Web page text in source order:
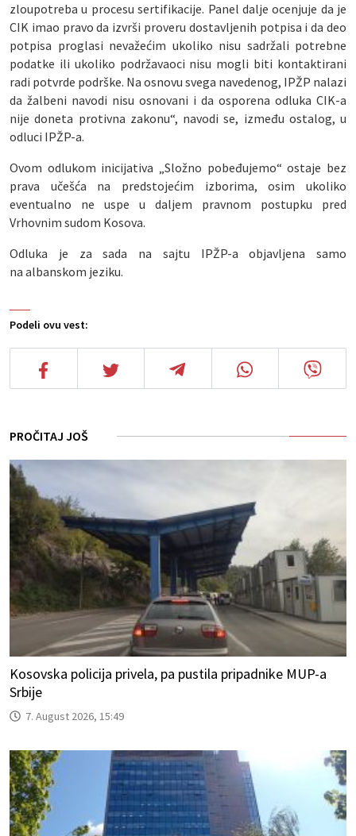
Podeli ovu vest:
zloupotreba u procesu sertifikacije. Panel dalje ocenjuje da je
CIK imao pravo da izvrši proveru dostavljenih potpisa i da deo
potpisa proglasi nevažećim ukoliko nisu sadržali potrebne
podatke ili ukoliko podržavaoci nisu mogli biti kontaktirani
radi potvrde podrške. Na osnovu svega navedenog, IPŽP nalazi
da žalbeni navodi nisu osnovani i da osporena odluka CIK-a
nije doneta protivna zakonu“, navodi se, između ostalog, u
odluci IPŽP-a.
Ovom odlukom inicijativa „Složno pobeđujemo“ ostaje bez
prava učešća na predstojećim izborima, osim ukoliko
eventualno ne uspe u daljem pravnom postupku pred
Vrhovnim sudom Kosova.
Odluka je za sada na sajtu IPŽP-a objavljena samo
na albanskom jeziku.
PROČITAJ JOŠ
Kosovska policija privela, pa pustila pripadnike MUP-a
Srbije
7. August 2026, 15:49